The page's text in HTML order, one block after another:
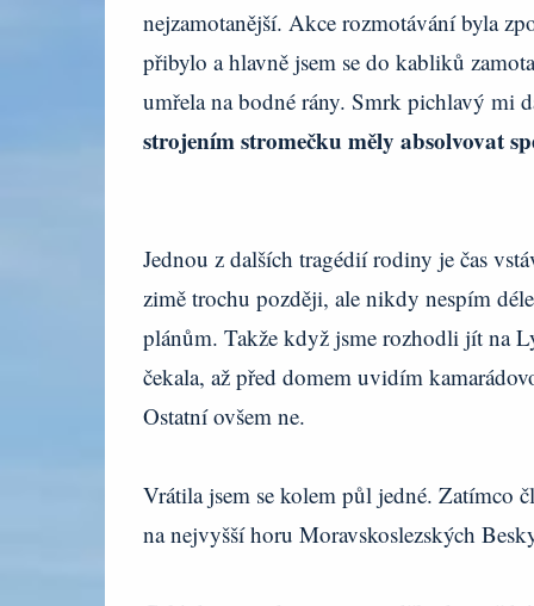
nejzamotanější. Akce rozmotávání byla
přibylo a hlavně jsem se do kabliků
umřela na bodné rány. Smrk pichlavý mi
strojením stromečku měly absolvovat
Jednou z dalších tragédií rodiny je čas
zimě trochu později, ale nikdy nespím
plánům. Takže když jsme rozhodli jít na
čekala, až před domem uvidím
Ostatní ovšem ne.
Vrátila jsem se kolem půl jedné. Zatímco
na nejvyšší horu Moravskoslezských